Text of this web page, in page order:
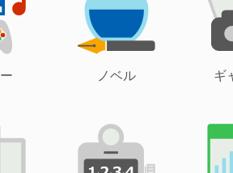
ノベル ギ